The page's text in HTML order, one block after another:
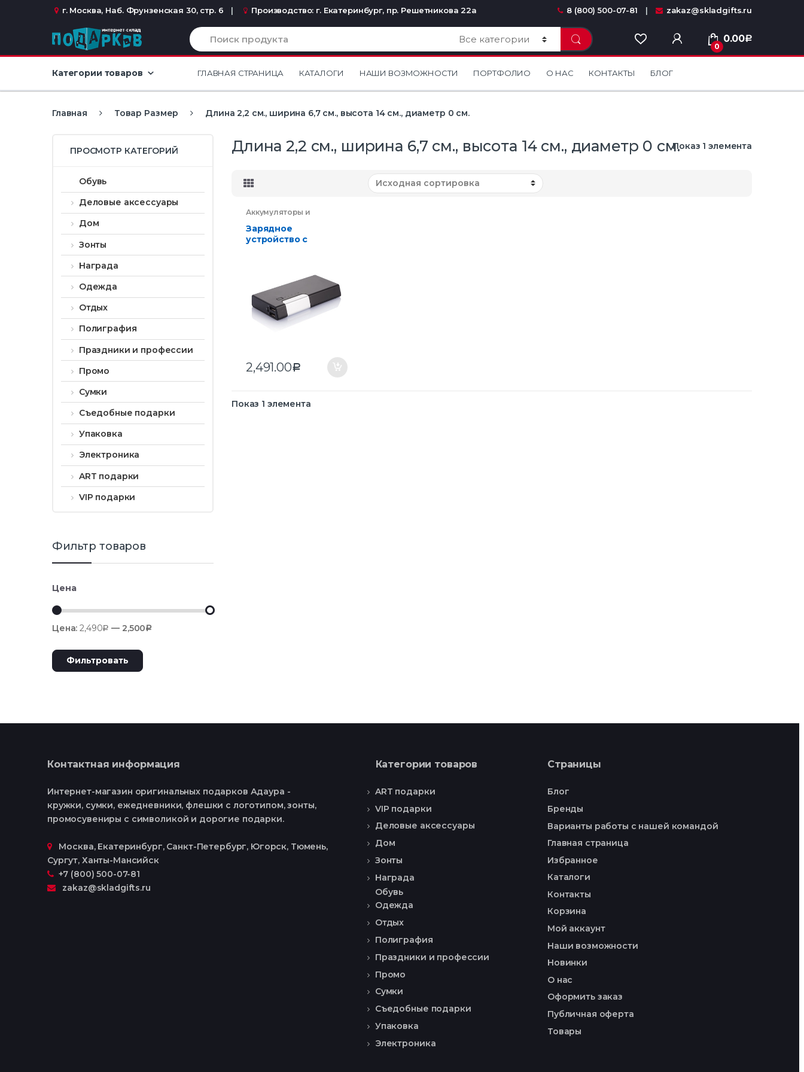
Перейти к навигации
перейти к содержаниюг. Москва, Наб. Фрунзенская 30, стр. 6 Производство: г. Екатеринбург, пр. Решетникова 22а 8 (800) 500-07-81 zakaz@skladgifts.ru
И
с
к
0
0.00Р
Категории товаров ГЛАВНАЯ СТРАНИЦА КАТАЛОГИ НАШИ ВОЗМОЖНОСТИ ПОРТФОЛИО О НАС КОНТАКТЫ БЛОГ
Главная Товар Размер Длина 2,2 см., ширина 6,7 см., высота 14 см., диаметр 0 см.
Длина 2,2 см., ширина 6,7 см., высота 14 см., диаметр 0 см.Показ 1 элемента
Аккумуляторы и
зарядники
Мобильные
аксессуары
Электроника
Зарядное
устройство с
2,491.00Р
Показ 1 элемента
ПРОСМОТР КАТЕГОРИЙ
Обувь
Деловые аксессуары
Дом
Зонты
Награда
Одежда
Отдых
Полиграфия
Праздники и профессии
Промо
Сумки
Съедобные подарки
Упаковка
Электроника
ART подарки
VIP подарки
Фильтр товаров
Цена
Фильтровать
Цена:2,490Р — 2,500 Р
Контактная информация
Интернет-магазин оригинальных подарков Адаура -
кружки, сумки, ежедневники, флешки с логотипом, зонты,
промосувениры с символикой и дорогие подарки.
Москва, Екатеринбург, Cанкт-Петербург, Югорск, Тюмень,
Сургут, Ханты-Мансийск
+7 (800) 500-07-81
zakaz@skladgifts.ru
Категории товаров
ART подарки
VIP подарки
Деловые аксессуары
Дом
Зонты
Награда
Обувь
Одежда
Отдых
Полиграфия
Праздники и профессии
Промо
Сумки
Съедобные подарки
Упаковка
Электроника
Страницы
Блог
Бренды
Варианты работы с нашей командой
Главная страница
Избранное
Каталоги
Контакты
Корзина
Мой аккаунт
Наши возможности
Новинки
О нас
Оформить заказ
Публичная оферта
Товары